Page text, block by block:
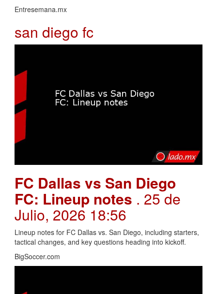
Entresemana.mx
san diego fc
FC Dallas vs San Diego
FC: Lineup notes . 25 de
Julio, 2026 18:56
Lineup notes for FC Dallas vs. San Diego, including starters,
tactical changes, and key questions heading into kickoff.
BigSoccer.com